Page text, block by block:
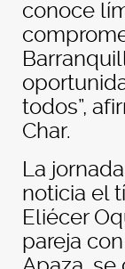
conoce
todos”,
Char.
La
noticia el
Eliécer
pareja